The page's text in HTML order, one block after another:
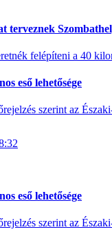
terveznek
felépíteni a 40
eső lehetősége
szerint az
eső lehetősége
szerint az